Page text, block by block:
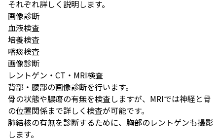
それぞれ詳しく説明します。
画像診断
血液検査
培養検査
喀痰検査
画像診断
レントゲン・CT・MRI検査
背部・腰部の画像診断を行います。
骨の状態や膿瘍の有無を検査しますが、MRIでは神経と骨
の位置関係まで詳しく検査が可能です。
肺結核の有無を診断するために、胸部のレントゲンも撮影
します。